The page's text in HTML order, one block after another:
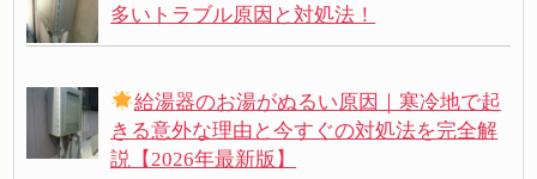
多いトラブル原因と対処法！
給湯器のお湯がぬるい原因｜寒冷地で起
きる意外な理由と今すぐの対処法を完全解
説【2026年最新版】